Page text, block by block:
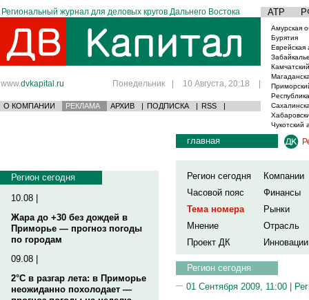
Региональный журнал для деловых кругов Дальнего Востока АТР
www.dvkapital.ru Понедельник | 10 Августа, 20:18 |
О КОМПАНИИ РЕКЛАМА АРХИВ | ПОДПИСКА | RSS |
Амурская
Бурятия
Еврейская
Чукотский
Регион сегодня
10.08 |
Жара до +30 без дождей в
Приморье — прогноз погоды
по городам
09.08 |
2°C в разгар лета: в Приморье
неожиданно похолодает —
главная
Регион сегодня
Компании
Часовой пояс
Финансы
Тема номера
Рынки
Мнение
Отрасль
Проект ДК
Инновации
Регион сегодня
01 Сентября 2009, 11:00 |